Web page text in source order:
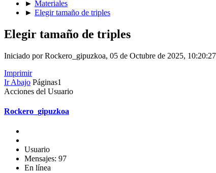
► Materiales
► Elegir tamaño de triples
Elegir tamaño de triples
Iniciado por Rockero_gipuzkoa, 05 de Octubre de 2025,
Imprimir
Ir Abajo Páginas1
Acciones del Usuario
Rockero_gipuzkoa
Usuario
Mensajes: 97
En línea